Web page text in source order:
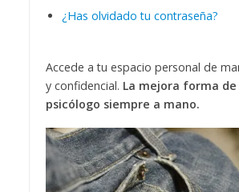
¿Has olvidado tu contraseña?
Accede a tu espacio personal de
y confidencial. La mejora forma
psicólogo siempre a mano.